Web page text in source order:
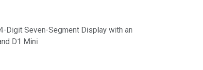
Digit Seven-Segment Display with an
D1 Mini